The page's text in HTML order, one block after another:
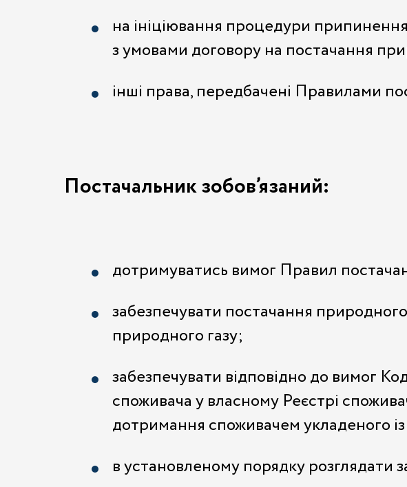
на ініціювання процедури
з умовами договору на постачання
інші права, передбачені Правилами
Постачальник зобов’язаний:
дотримуватись вимог Правил
забезпечувати постачання
природного газу;
забезпечувати відповідно до вимог
споживача у власному Реєстрі
дотримання споживачем укладеного
в установленому порядку розглядати